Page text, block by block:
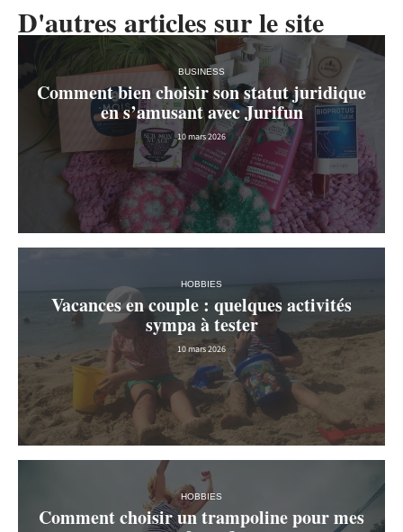
D'autres articles sur le site
BUSINESS
Comment bien choisir son statut juridique
en s’amusant avec Jurifun
10 mars 2026
HOBBIES
Vacances en couple : quelques activités
sympa à tester
10 mars 2026
HOBBIES
Comment choisir un trampoline pour mes